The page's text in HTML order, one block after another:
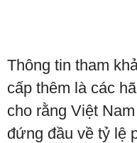
Thông tin tham
cấp thêm là các
cho rằng Việt
đứng đầu về tỷ lệ